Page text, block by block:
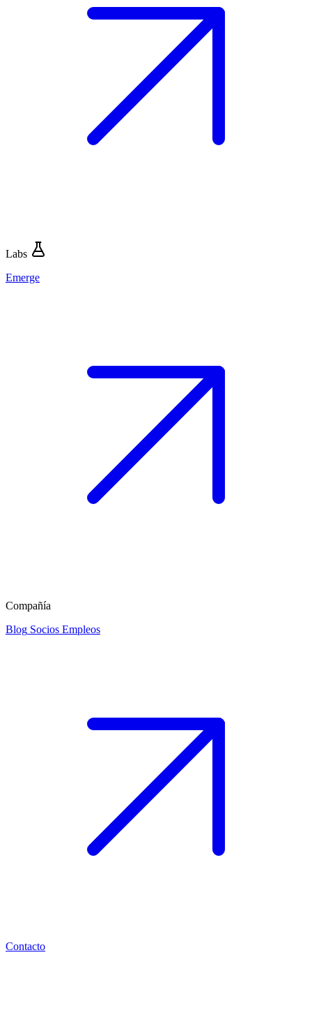
Labs
Emerge
Compañía
Blog Socios Empleos
Contacto